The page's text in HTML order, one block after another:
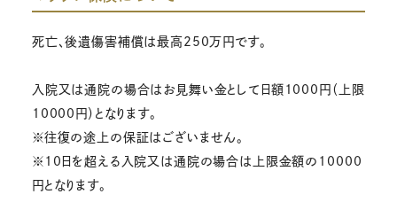
死亡、後遺傷害補償は最高250万円です。
入院又は通院の場合はお見舞い金として日額1000円（上限
10000円）となります。
※往復の途上の保証はございません。
※10日を超える入院又は通院の場合は上限金額の10000
円となります。